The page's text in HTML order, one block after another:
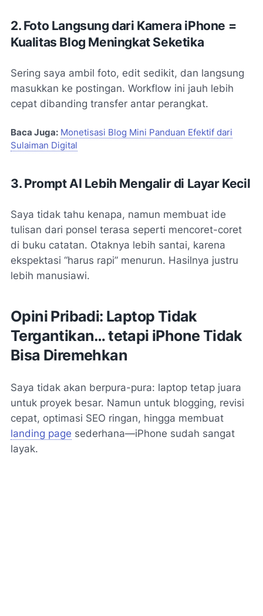
2. Foto Langsung dari Kamera iPhone =
Kualitas Blog Meningkat Seketika
Sering saya ambil foto, edit sedikit, dan langsung
masukkan ke postingan. Workflow ini jauh lebih
cepat dibanding transfer antar perangkat.
Baca Juga: Monetisasi Blog Mini Panduan Efektif dari
Sulaiman Digital
3. Prompt AI Lebih Mengalir di Layar Kecil
Saya tidak tahu kenapa, namun membuat ide
tulisan dari ponsel terasa seperti mencoret-coret
di buku catatan. Otaknya lebih santai, karena
ekspektasi “harus rapi” menurun. Hasilnya justru
lebih manusiawi.
Opini Pribadi: Laptop Tidak
Tergantikan… tetapi iPhone Tidak
Bisa Diremehkan
Saya tidak akan berpura-pura: laptop tetap juara
untuk proyek besar. Namun untuk blogging, revisi
cepat, optimasi SEO ringan, hingga membuat
landing page sederhana—iPhone sudah sangat
layak.